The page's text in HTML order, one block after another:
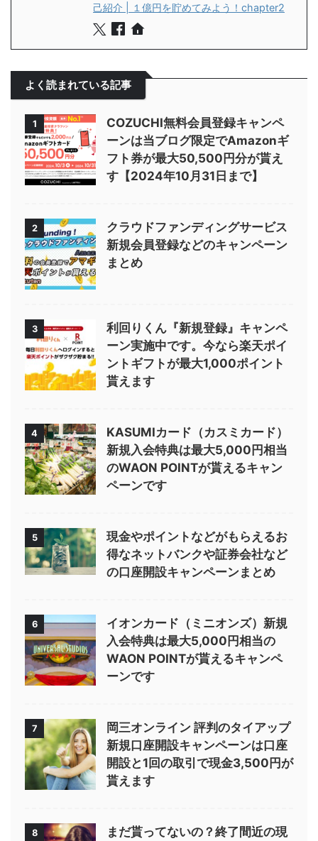
己紹介 | １億円を貯めてみよう！chapter2
よく読まれている記事
1
COZUCHI無料会員登録キャンペ
ーンは当ブログ限定でAmazonギ
フト券が最大50,500円分が貰え
す【2024年10月31日まで】
2
クラウドファンディングサービス
新規会員登録などのキャンペーン
まとめ
3
利回りくん『新規登録』キャンペ
ーン実施中です。今なら楽天ポイ
ントギフトが最大1,000ポイント
貰えます
4
KASUMIカード（カスミカード）
新規入会特典は最大5,000円相当
のWAON POINTが貰えるキャン
ペーンです
5
現金やポイントなどがもらえるお
得なネットバンクや証券会社など
の口座開設キャンペーンまとめ
6
イオンカード（ミニオンズ）新規
入会特典は最大5,000円相当の
WAON POINTが貰えるキャンペ
ーンです
7
岡三オンライン 評判のタイアップ
新規口座開設キャンペーンは口座
開設と1回の取引で現金3,500円が
貰えます
8
まだ貰ってないの？終了間近の現